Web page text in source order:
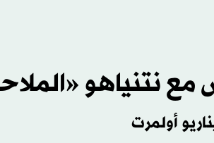
مع نتنياهو
أولمرت